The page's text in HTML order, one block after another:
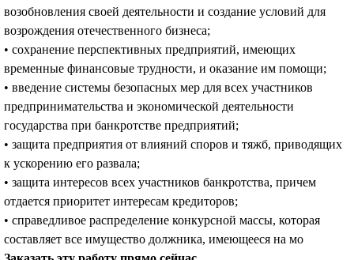
возобновления своей деятельности и создание условий для
возрождения отечественного бизнеса;
• сохранение перспективных предприятий, имеющих
временные финансовые трудности, и оказание им помощи;
• введение системы безопасных мер для всех участников
предпринимательства и экономической деятельности
государства при банкротстве предприятий;
• защита предприятия от влияний споров и тяжб, приводящих
к ускорению его развала;
• защита интересов всех участников банкротства, причем
отдается приоритет интересам кредиторов;
• справедливое распределение конкурсной массы, которая
составляет все имущество должника, имеющееся на мо